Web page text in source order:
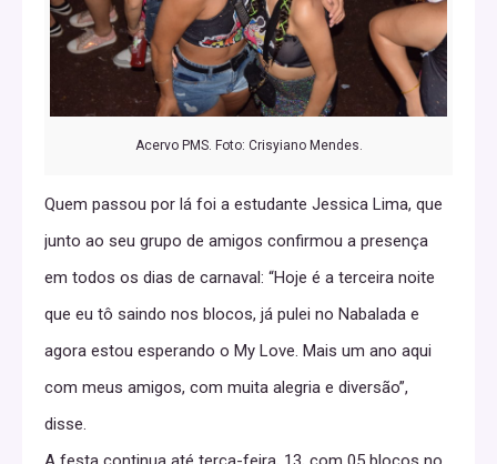
Acervo PMS. Foto: Crisyiano Mendes.
Quem passou por lá foi a estudante Jessica Lima, que
junto ao seu grupo de amigos confirmou a presença
em todos os dias de carnaval: “Hoje é a terceira noite
que eu tô saindo nos blocos, já pulei no Nabalada e
agora estou esperando o My Love. Mais um ano aqui
com meus amigos, com muita alegria e diversão”,
disse.